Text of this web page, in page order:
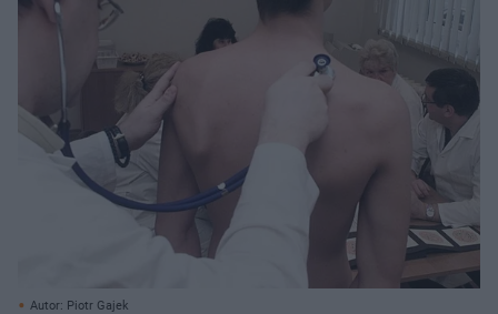
Autor: Piotr Gajek